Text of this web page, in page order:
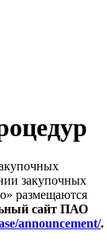
закупочных
размещаются
сайт ПАО
announcement/.